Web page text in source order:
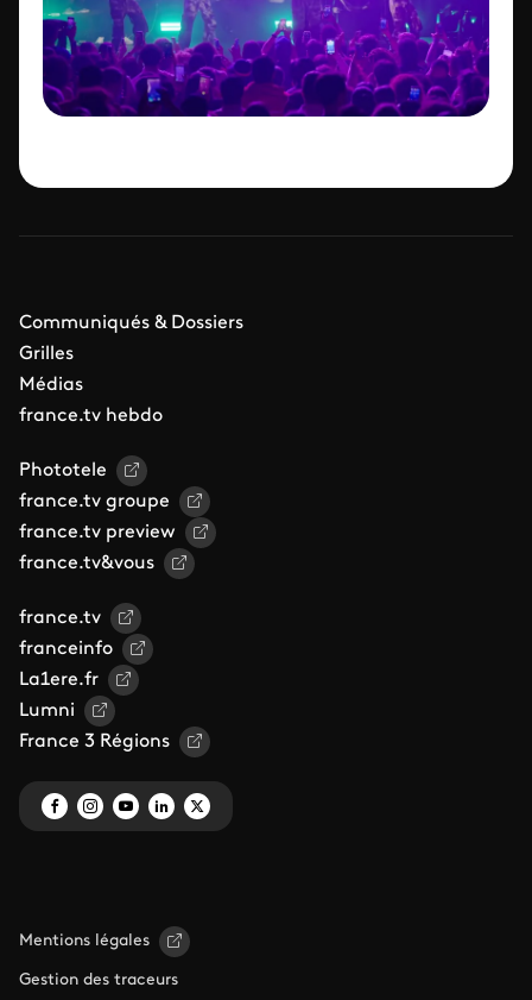
Communiqués & Dossiers
Grilles
Médias
france.tv hebdo
Phototele
france.tv groupe
france.tv preview
france.tv&vous
france.tv
franceinfo
La1ere.fr
Lumni
France 3 Régions
Mentions légales
Gestion des traceurs